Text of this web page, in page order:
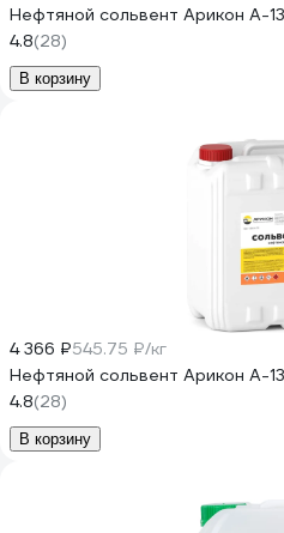
Нефтяной сольвент Арикон А-
4.8(28)
В корзину
4 366 ₽545.75 ₽/кг
Нефтяной сольвент Арикон А-
4.8(28)
В корзину